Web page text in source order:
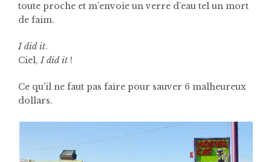
toute proche et m’envoie un verre d’eau tel un mort
de faim.
I did it.
Ciel,I did it !
Ce qu’il ne faut pas faire pour sauver 6 malheureux
dollars.